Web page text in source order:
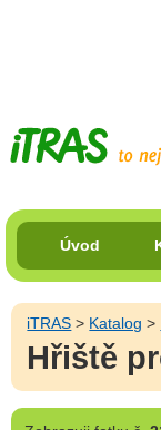
Úvod
iTRAS > Katalog >
Hřiště